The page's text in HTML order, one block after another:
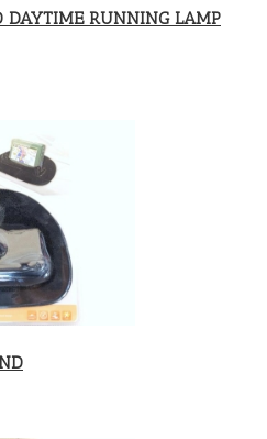
DAYTIME RUNNING LAMP